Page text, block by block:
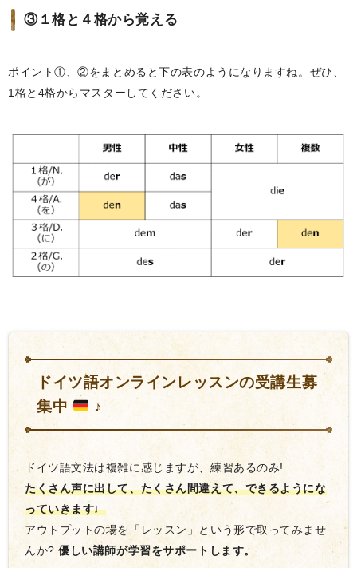
③１格と４格から覚える
ポイント①、②をまとめると下の表のようになりますね。ぜひ、
1格と4格からマスターしてください。
ドイツ語オンラインレッスンの受講生募
集中
♪
ドイツ語文法は複雑に感じますが、練習あるのみ!
たくさん声に出して、たくさん間違えて、できるようにな
っていきます♩
アウトプットの場を「レッスン」という形で取ってみませ
んか?優しい講師が学習をサポートします。